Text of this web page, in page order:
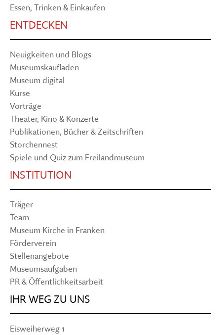
Essen, Trinken & Einkaufen
ENTDECKEN
Neuigkeiten und Blogs
Museumskaufladen
Museum digital
Kurse
Vorträge
Theater, Kino & Konzerte
Publikationen, Bücher & Zeitschriften
Storchennest
Spiele und Quiz zum Freilandmuseum
INSTITUTION
Träger
Team
Museum Kirche in Franken
Förderverein
Stellenangebote
Museumsaufgaben
PR & Öffentlichkeitsarbeit
IHR WEG ZU UNS
Eisweiherweg 1